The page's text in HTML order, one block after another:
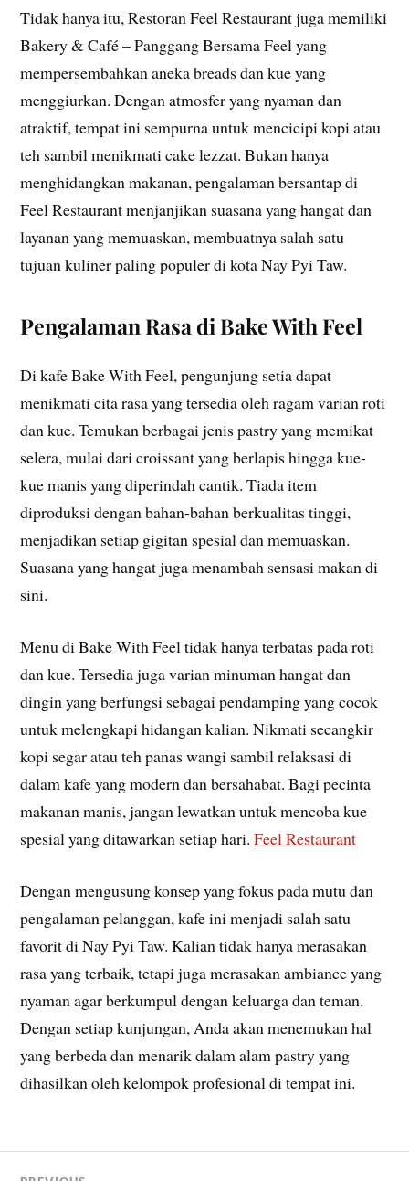
Tidak hanya itu, Restoran Feel Restaurant juga memiliki
Bakery & Café – Panggang Bersama Feel yang
mempersembahkan aneka breads dan kue yang
menggiurkan. Dengan atmosfer yang nyaman dan
atraktif, tempat ini sempurna untuk mencicipi kopi atau
teh sambil menikmati cake lezzat. Bukan hanya
menghidangkan makanan, pengalaman bersantap di
Feel Restaurant menjanjikan suasana yang hangat dan
layanan yang memuaskan, membuatnya salah satu
tujuan kuliner paling populer di kota Nay Pyi Taw.
Pengalaman Rasa di Bake With Feel
Di kafe Bake With Feel, pengunjung setia dapat
menikmati cita rasa yang tersedia oleh ragam varian roti
dan kue. Temukan berbagai jenis pastry yang memikat
selera, mulai dari croissant yang berlapis hingga kue-
kue manis yang diperindah cantik. Tiada item
diproduksi dengan bahan-bahan berkualitas tinggi,
menjadikan setiap gigitan spesial dan memuaskan.
Suasana yang hangat juga menambah sensasi makan di
sini.
Menu di Bake With Feel tidak hanya terbatas pada roti
dan kue. Tersedia juga varian minuman hangat dan
dingin yang berfungsi sebagai pendamping yang cocok
untuk melengkapi hidangan kalian. Nikmati secangkir
kopi segar atau teh panas wangi sambil relaksasi di
dalam kafe yang modern dan bersahabat. Bagi pecinta
makanan manis, jangan lewatkan untuk mencoba kue
spesial yang ditawarkan setiap hari.Feel Restaurant
Dengan mengusung konsep yang fokus pada mutu dan
pengalaman pelanggan, kafe ini menjadi salah satu
favorit di Nay Pyi Taw. Kalian tidak hanya merasakan
rasa yang terbaik, tetapi juga merasakan ambiance yang
nyaman agar berkumpul dengan keluarga dan teman.
Dengan setiap kunjungan, Anda akan menemukan hal
yang berbeda dan menarik dalam alam pastry yang
dihasilkan oleh kelompok profesional di tempat ini.